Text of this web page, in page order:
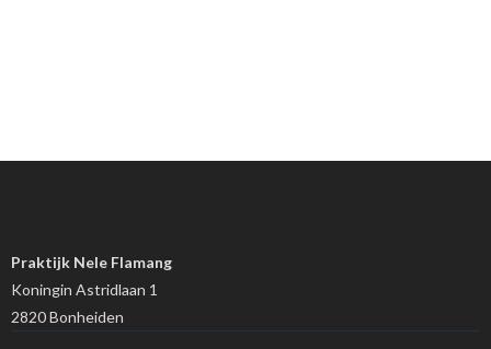
Praktijk Nele Flamang
Koningin Astridlaan 1
2820 Bonheiden